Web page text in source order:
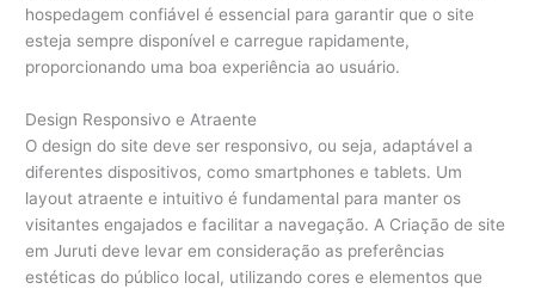
hospedagem confiável é essencial para garantir que o site
esteja sempre disponível e carregue rapidamente,
proporcionando uma boa experiência ao usuário.
Design Responsivo e Atraente
O design do site deve ser responsivo, ou seja, adaptável a
diferentes dispositivos, como smartphones e tablets. Um
layout atraente e intuitivo é fundamental para manter os
visitantes engajados e facilitar a navegação. A Criação de site
em Juruti deve levar em consideração as preferências
estéticas do público local, utilizando cores e elementos que